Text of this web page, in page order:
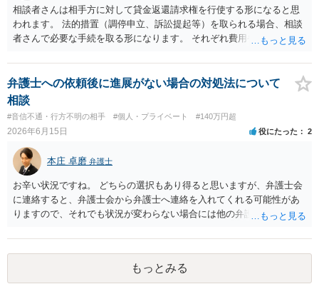
相談者さんは相手方に対して貸金返還請求権を行使する形になると思
われます。 法的措置（調停申立、訴訟提起等）を取られる場合、相談
者さんで必要な手続を取る形になります。 それぞれ費用や労力、時間
ば回収できないリスクがあることに留意ください。 一般民事となりま
すので、お住まいの地域の市役所での法律相談会の利用や、（資力要
件がありますが）法テラスでの相談を検討ください。
弁護士への依頼後に進展がない場合の対処法について
相談
#音信不通・行方不明の相手 #個人・プライベート #140万円超
2026年6月15日 役にたった 2
本庄 卓磨 弁護士
お辛い状況ですね。 どちらの選択もあり得ると思いますが、弁護士会
に連絡すると、弁護士会から弁護士へ連絡を入れてくれる可能性があ
りますので、それでも状況が変わらない場合には他の弁護士を探すと
もっとみる